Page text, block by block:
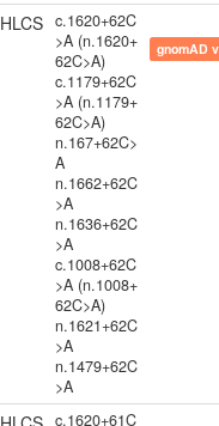
HLCS c.1620+62C
>A (n.1620+
62C>A)
c.1179+62C
>A (n.1179+
62C>A)
n.167+62C>
A
n.1662+62C
>A
n.1636+62C
>A
c.1008+62C
>A (n.1008+
62C>A)
n.1621+62C
>A
n.1479+62C
>A
gnomAD
c.1620+61C